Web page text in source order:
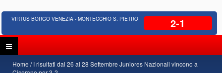
VIRTUS BORGO VENEZIA - MONTECCHIO S. PIETRO 2-1
Home
I risultati dal 26 al 28 Settembre Juniores Nazionali vincono a